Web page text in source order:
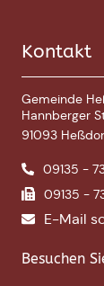
Kontakt
Gemeinde
Hannberger
91093
09135 -
09135 -
E-Mail
Besuchen